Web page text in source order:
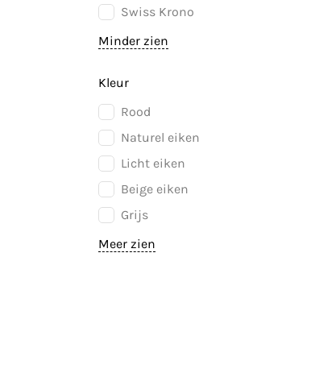
Swiss Krono
Minder zien
Kleur
Rood
Naturel eiken
Licht eiken
Beige eiken
Grijs
Meer zien